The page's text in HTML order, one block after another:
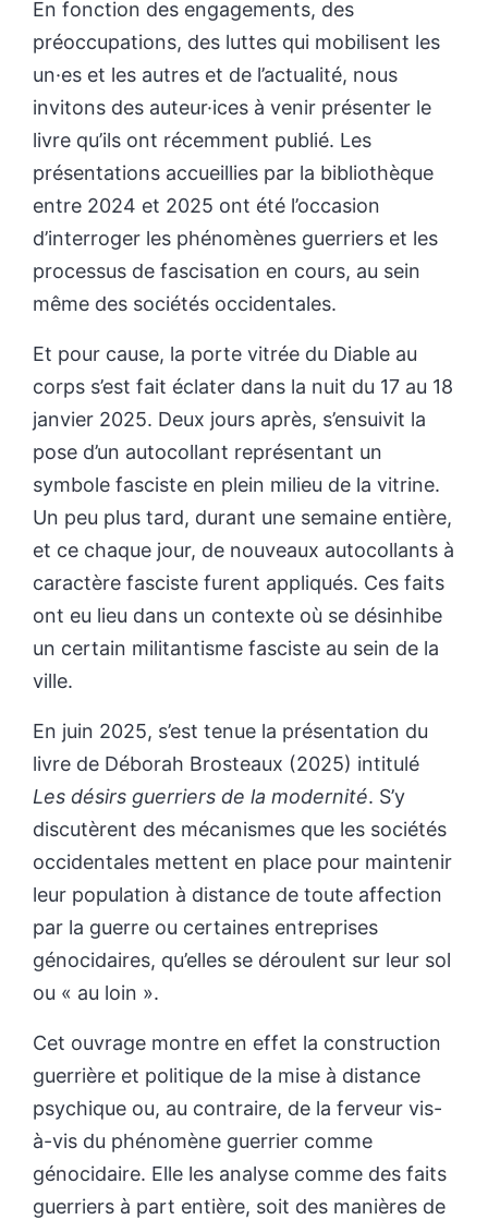
En fonction des engagements, des
préoccupations, des luttes qui mobilisent les
un·es et les autres et de l’actualité, nous
invitons des auteur·ices à venir présenter le
livre qu’ils ont récemment publié. Les
présentations accueillies par la bibliothèque
entre 2024 et 2025 ont été l’occasion
d’interroger les phénomènes guerriers et les
processus de fascisation en cours, au sein
même des sociétés occidentales.
Et pour cause, la porte vitrée du Diable au
corps s’est fait éclater dans la nuit du 17 au 18
janvier 2025. Deux jours après, s’ensuivit la
pose d’un autocollant représentant un
symbole fasciste en plein milieu de la vitrine.
Un peu plus tard, durant une semaine entière,
et ce chaque jour, de nouveaux autocollants à
caractère fasciste furent appliqués. Ces faits
ont eu lieu dans un contexte où se désinhibe
un certain militantisme fasciste au sein de la
ville.
En juin 2025, s’est tenue la présentation du
livre de Déborah Brosteaux (2025) intitulé
Les désirs guerriers de la modernité. S’y
discutèrent des mécanismes que les sociétés
occidentales mettent en place pour maintenir
leur population à distance de toute affection
par la guerre ou certaines entreprises
génocidaires, qu’elles se déroulent sur leur sol
ou « au loin ».
Cet ouvrage montre en effet la construction
guerrière et politique de la mise à distance
psychique ou, au contraire, de la ferveur vis-
à-vis du phénomène guerrier comme
génocidaire. Elle les analyse comme des faits
guerriers à part entière, soit des manières de